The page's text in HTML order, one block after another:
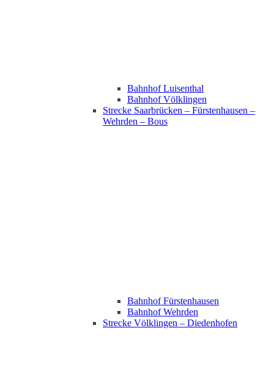
Bahnhof Luisenthal
Bahnhof Völklingen
Strecke Saarbrücken – Fürstenhausen –
Wehrden – Bous
Bahnhof Fürstenhausen
Bahnhof Wehrden
Strecke Völklingen – Diedenhofen